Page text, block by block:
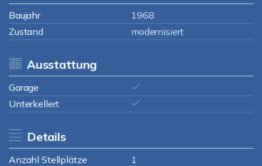
Baujahr
1968
Zustand
modernisiert
Ausstattung
Garage
Unterkellert
Details
Anzahl Stellplätze
1